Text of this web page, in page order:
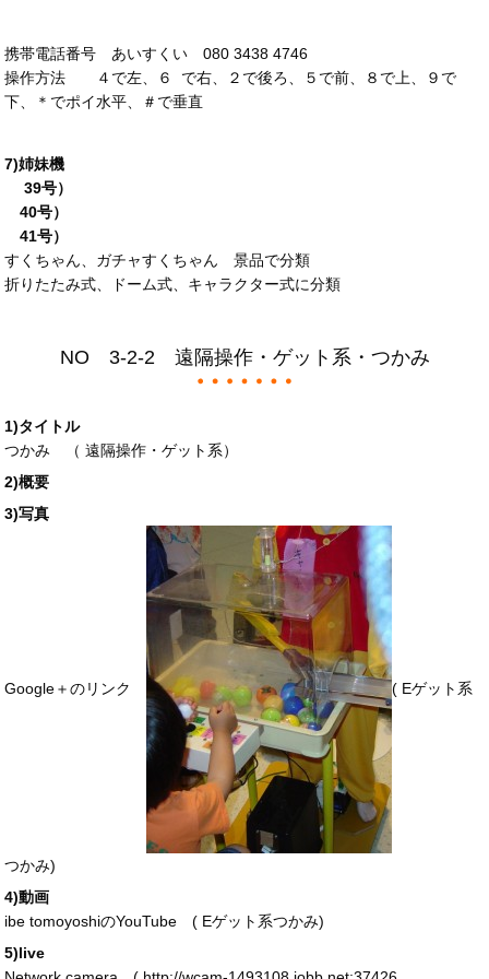
携帯電話番号 あいすくい 080 3438 4746
操作方法 ４で左、６ で右、２で後ろ、５で前、８で上、９で
下、＊でポイ水平、＃で垂直
7)姉妹機
39号）
40号）
41号）
すくちゃん、ガチャすくちゃん 景品で分類
折りたたみ式、ドーム式、キャラクター式に分類
NO 3-2-2 遠隔操作・ゲット系・つかみ
1)タイトル
つかみ （ 遠隔操作・ゲット系）
2)概要
3)写真
Google＋のリンク ( Eゲット系
つかみ)
4)動画
ibe tomoyoshiのYouTube ( Eゲット系つかみ)
5)live